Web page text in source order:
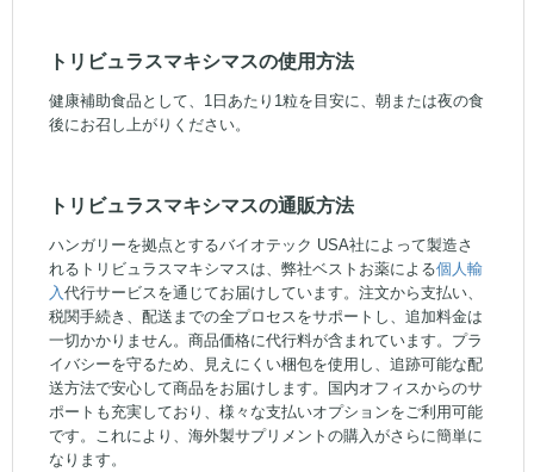
トリビュラスマキシマスの使用方法
健康補助食品として、1日あたり1粒を目安に、朝または夜の食
後にお召し上がりください。
トリビュラスマキシマスの通販方法
ハンガリーを拠点とするバイオテック USA社によって製造さ
れるトリビュラスマキシマスは、弊社ベストお薬による個人輸
入代行サービスを通じてお届けしています。注文から支払い、
税関手続き、配送までの全プロセスをサポートし、追加料金は
一切かかりません。商品価格に代行料が含まれています。プラ
イバシーを守るため、見えにくい梱包を使用し、追跡可能な配
送方法で安心して商品をお届けします。国内オフィスからのサ
ポートも充実しており、様々な支払いオプションをご利用可能
です。これにより、海外製サプリメントの購入がさらに簡単に
なります。